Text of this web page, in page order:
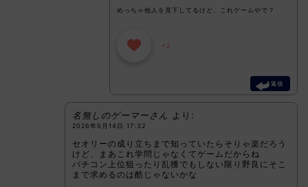
めっちゃ他人を見下してるけど、これゲームやで？
+2
返信
名無しのゲーマーさん より:
2026年5月14日 17:32
セオリーの成り立ちまで知っていたらそりゃ楽だろう
けど、まあこれ学問じゃなくてゲームだからね
バチコン上位狙ったり乱獲でもしない限り野良にそこ
まで求めるのは酷じゃないかな